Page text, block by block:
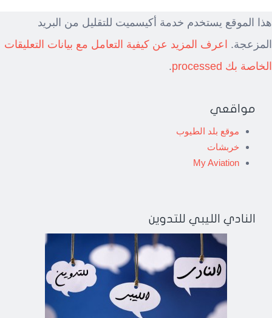
هذا الموقع يستخدم خدمة أكيسميت للتقليل من البريد
المزعجة.
اعرف المزيد عن كيفية التعامل مع بيانات التعليقات
الخاصة بك processed
.
مواقعي
موقع بلد الطيوب
خربشات
My Aviation
النادي الليبي للتدوين